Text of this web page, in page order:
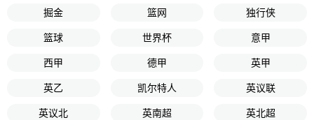
掘金 篮网 独行侠
篮球 世界杯 意甲
西甲 德甲 英甲
英乙 凯尔特人 英议联
英议北 英南超 英北超